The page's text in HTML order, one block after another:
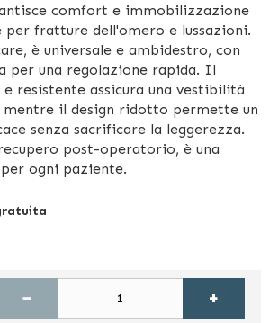
comfort e immobilizzazione
fratture dell'omero e lussazioni.
è universale e ambidestro, con
per una regolazione rapida. Il
resistente assicura una vestibilità
mentre il design ridotto permette un
senza sacrificare la leggerezza.
post-operatorio, è una
ogni paziente.
− +